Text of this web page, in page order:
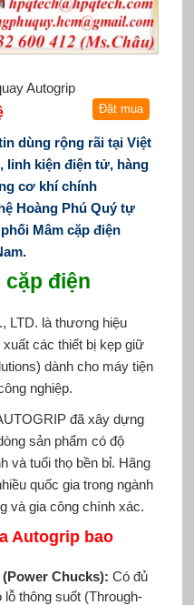
Autogrip
dùng rộng rãi tại Việt
linh kiện điện tử, hàng
cơ khí chính
Hoàng Phú Quý tự
Mâm cặp điện
cặp điện
LTD. là thương hiệu
các thiết bị kẹp giữ
dành cho máy tiện
nghiệp.
đã xây dựng
sản phẩm có độ
và tuổi thọ bền bỉ. Hãng
quốc gia trong ngành
và gia công chính xác.
Autogrip bao
Chucks): Có đủ
thông suốt (Through-